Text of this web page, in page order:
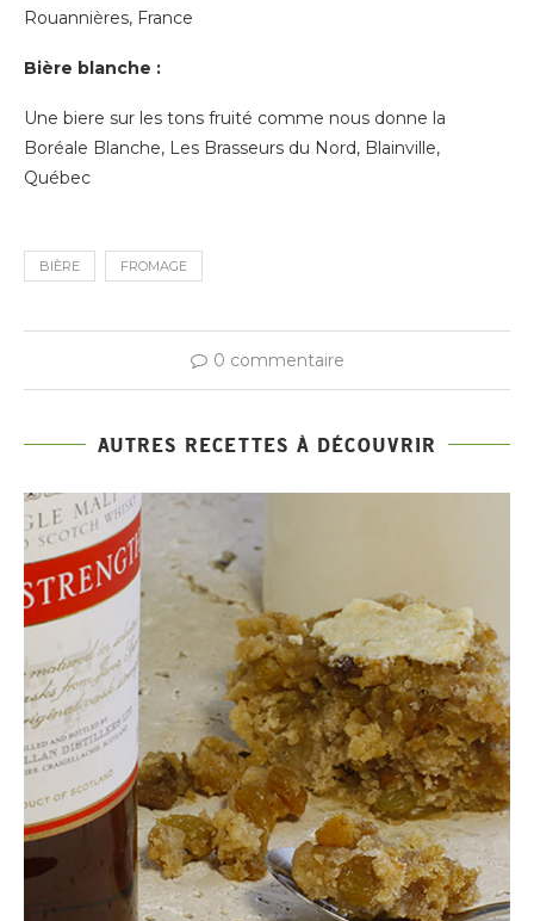
Rouannières, France
Bière blanche :
Une biere sur les tons fruité comme nous donne la
Boréale Blanche, Les Brasseurs du Nord, Blainville,
Québec
BIÈRE FROMAGE
0 commentaire
AUTRES RECETTES À DÉCOUVRIR